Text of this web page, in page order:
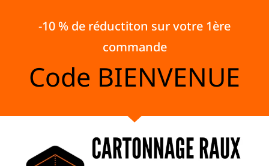
-10 % de réductiton sur votre 1ère
commande
Code BIENVENUE